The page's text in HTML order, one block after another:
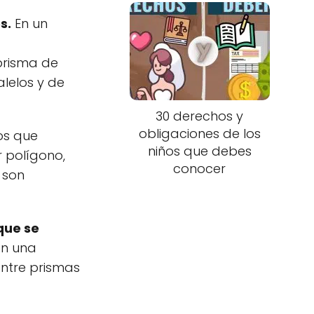
En un
de
y de
que
polígono,
se
una
prismas
30 derechos y
obligaciones de los
niños que debes
conocer